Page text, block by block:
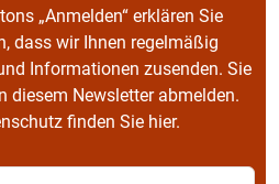
„Anmelden“ erklären Sie
dass wir Ihnen regelmäßig
Informationen zusenden. Sie
diesem Newsletter abmelden.
finden Sie hier.